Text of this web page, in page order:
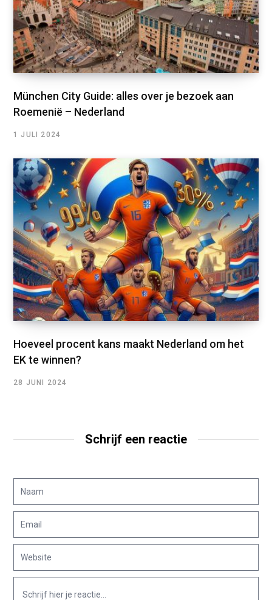
München City Guide: alles over je bezoek aan
Roemenië – Nederland
1 JULI 2024
Hoeveel procent kans maakt Nederland om het
EK te winnen?
28 JUNI 2024
Schrijf een reactie